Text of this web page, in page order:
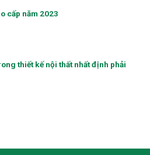
cấp năm 2023
thiết kế nội thất nhất định phải